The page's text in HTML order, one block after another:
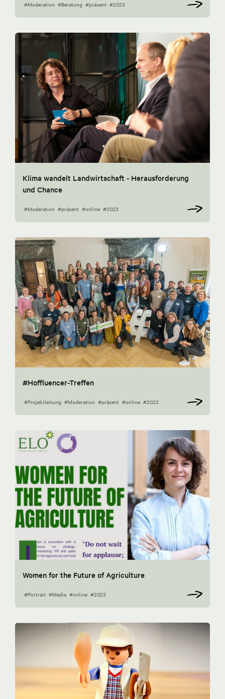
#Moderation #Beratung #präsent #2023
Klima wandelt Landwirtschaft - Herausforderung
und Chance
#Moderation #präsent #online #2023
#Hoffluencer-Treffen
#Projektleitung #Moderation #präsent #online #2023
Women for the Future of Agriculture
#Portrait #Media #online #2023